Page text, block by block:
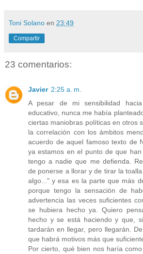
Toni Solano en 23:49
Compartir
23 comentarios:
Javier 2:25 a. m.
A pesar de mi sensibilidad
educativo, nunca me había
ciertas maniobras políticas en otros
la correlación con los ámbitos
acuerdo de aquel famoso texto de
ya estamos en el punto de que
tengo a nadie que me defienda.
de ponerse a llorar y de tirar la
algo..." y esa es la parte que más
porque tengo la sensación de
advertencia las veces suficientes
se hubiera hecho ya. Quiero
hecho y se está haciendo y que,
tardarán en llegar, pero llegarán.
que habrá motivos más que
Por cierto, qué bien nos haría